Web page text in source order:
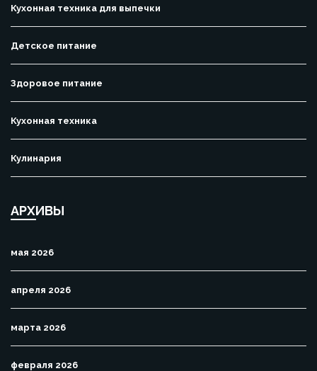
Кухонная техника для выпечки
Детское питание
Здоровое питание
Кухонная техника
Кулинария
АРХИВЫ
мая 2026
апреля 2026
марта 2026
февраля 2026